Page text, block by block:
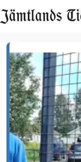
Etikett:
padel